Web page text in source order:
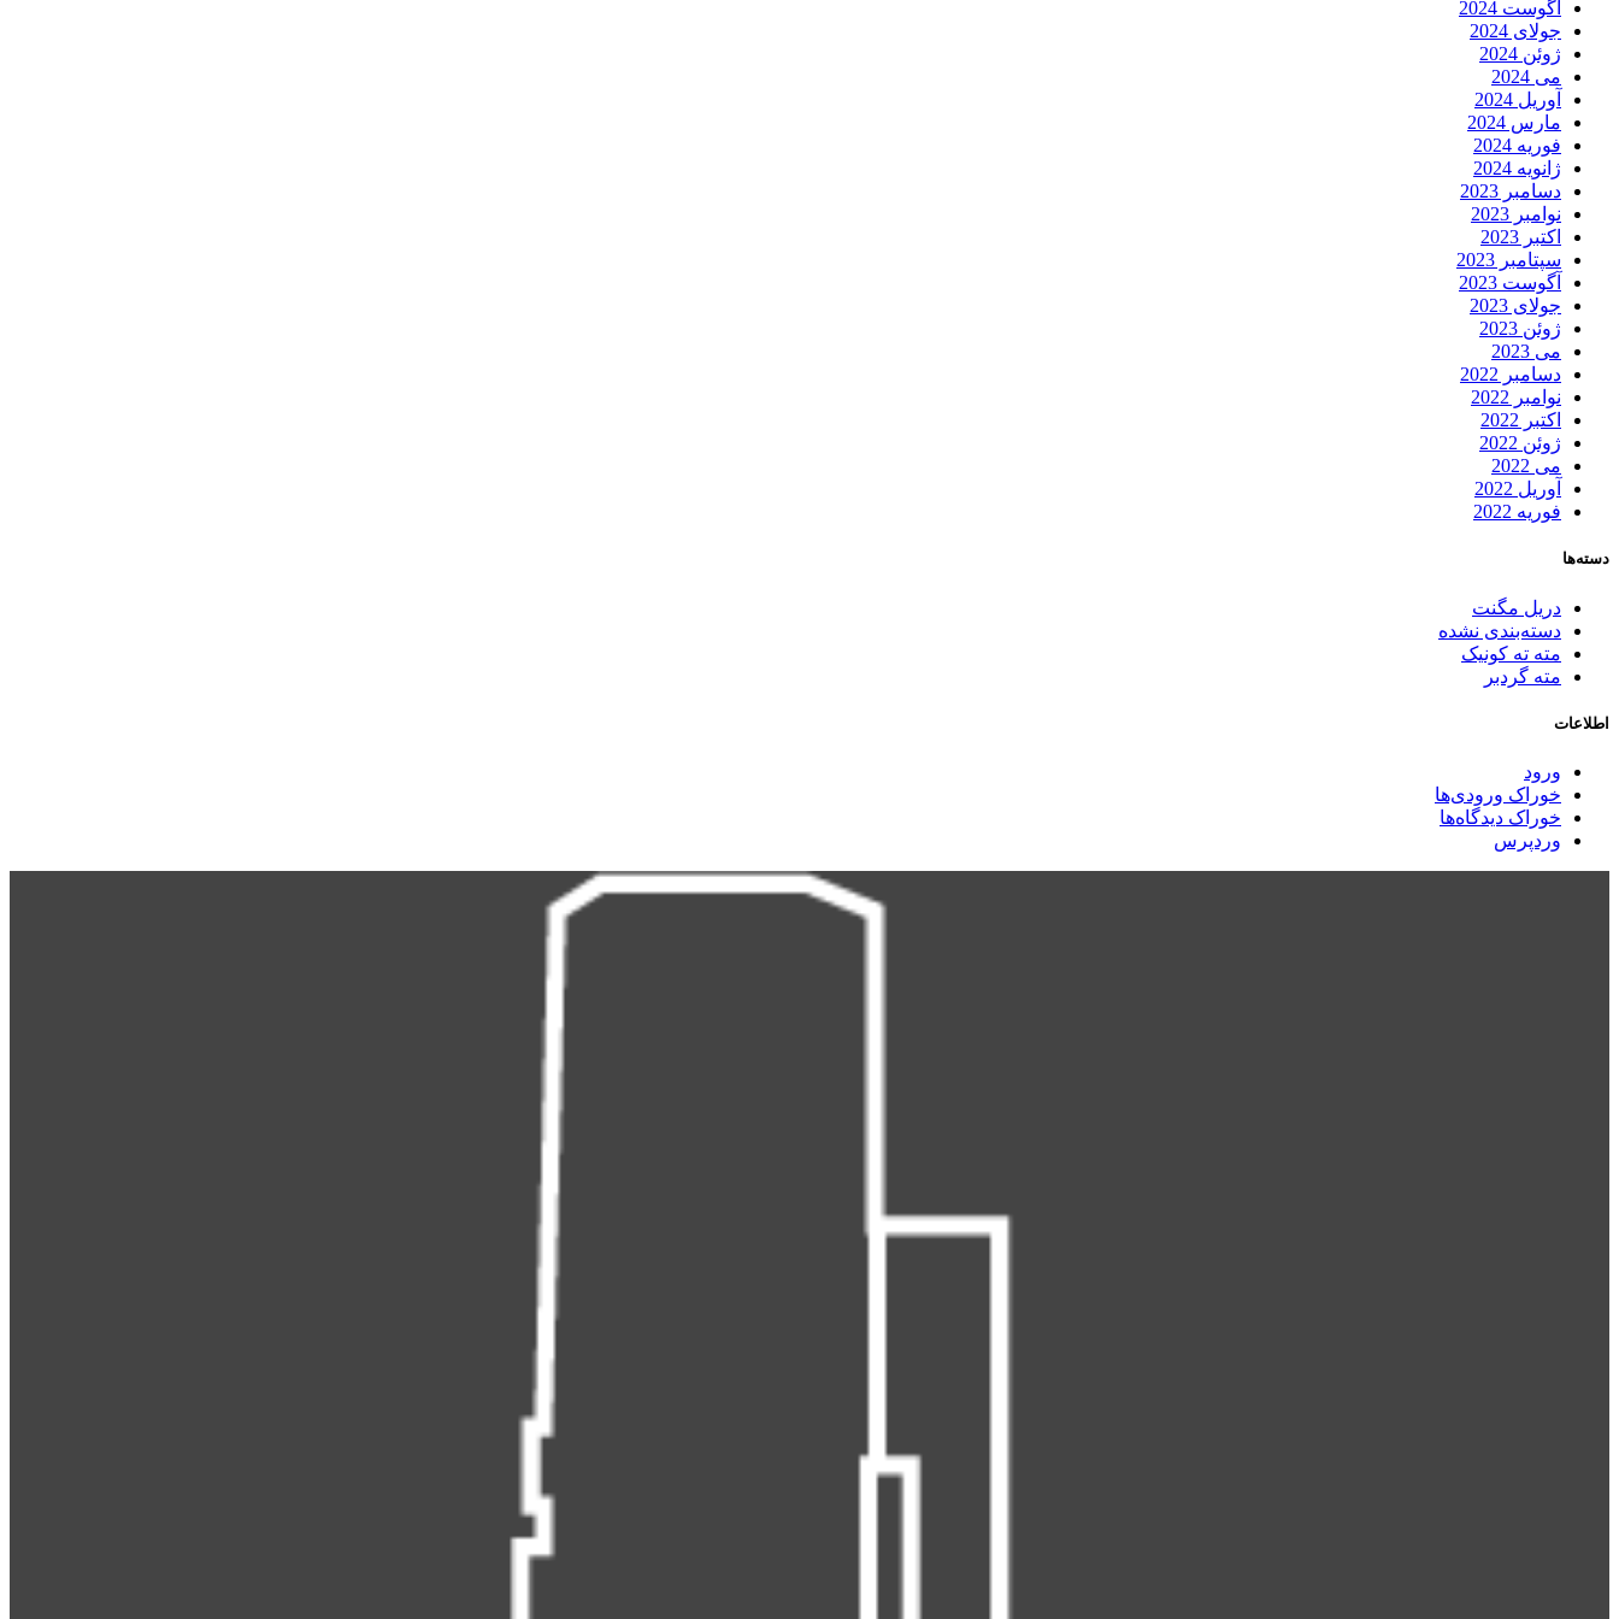
آگوست 2024
جولای 2024
ژوئن 2024
می 2024
آوریل 2024
مارس 2024
فوریه 2024
ژانویه 2024
دسامبر 2023
نوامبر 2023
اکتبر 2023
سپتامبر 2023
آگوست 2023
جولای 2023
ژوئن 2023
می 2023
دسامبر 2022
نوامبر 2022
اکتبر 2022
ژوئن 2022
می 2022
آوریل 2022
فوریه 2022
دسته‌ها
دریل مگنت
دسته‌بندی نشده
مته ته کونیک
مته گردبر
اطلاعات
ورود
خوراک ورودی‌ها
خوراک دیدگاه‌ها
وردپرس